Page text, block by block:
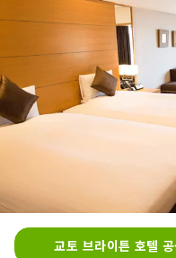
교토 브라이튼 호텔